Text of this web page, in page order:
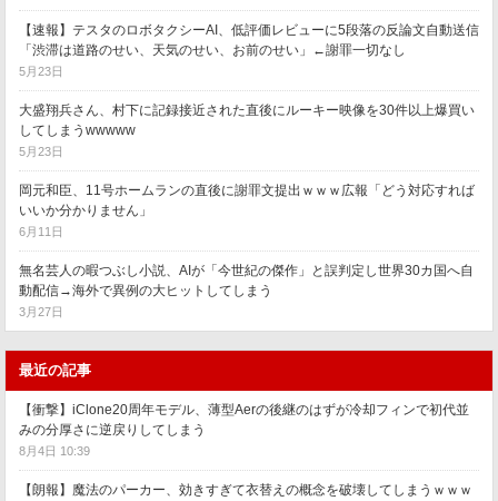
【速報】テスタのロボタクシーAI、低評価レビューに5段落の反論文自動送信
「渋滞は道路のせい、天気のせい、お前のせい」←謝罪一切なし
5月23日
大盛翔兵さん、村下に記録接近された直後にルーキー映像を30件以上爆買い
してしまうwwwww
5月23日
岡元和臣、11号ホームランの直後に謝罪文提出ｗｗｗ広報「どう対応すれば
いいか分かりません」
6月11日
無名芸人の暇つぶし小説、AIが「今世紀の傑作」と誤判定し世界30カ国へ自
動配信→海外で異例の大ヒットしてしまう
3月27日
最近の記事
【衝撃】iClone20周年モデル、薄型Aerの後継のはずが冷却フィンで初代並
みの分厚さに逆戻りしてしまう
8月4日 10:39
【朗報】魔法のパーカー、効きすぎて衣替えの概念を破壊してしまうｗｗｗ